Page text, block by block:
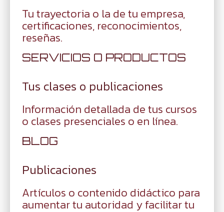
Tu trayectoria o la de tu empresa,
certificaciones, reconocimientos,
reseñas.
SERVICIOS O PRODUCTOS
Tus clases o publicaciones
Información detallada de tus cursos
o clases presenciales o en línea.
BLOG
Publicaciones
Artículos o contenido didáctico para
aumentar tu autoridad y facilitar tu